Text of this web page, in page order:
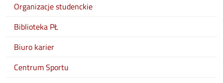
Organizacje studenckie
Biblioteka PŁ
Biuro karier
Centrum Sportu